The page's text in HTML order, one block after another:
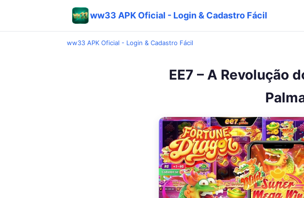
ww33 APK Oficial - Login & Cadastro Fácil
ww33 APK Oficial - Login & Cadastro Fácil
EE7 – A Revolução